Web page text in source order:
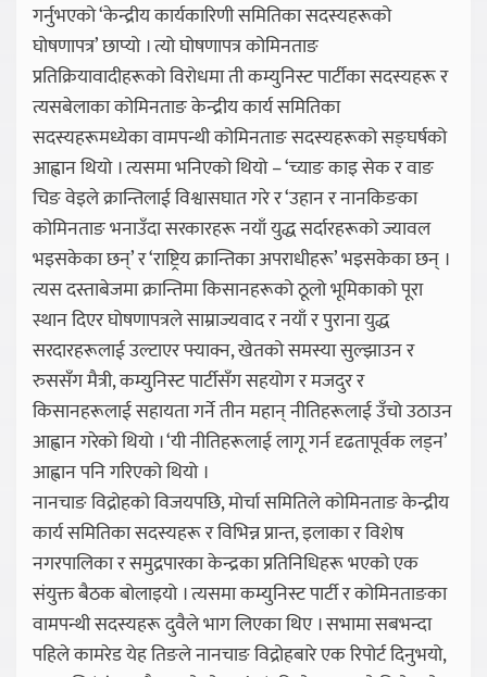
गर्नुभएको ‘केन्द्रीय कार्यकारिणी समितिका सदस्यहरूको
घोषणापत्र’ छाप्यो । त्यो घोषणापत्र कोमिनताङ
प्रतिक्रियावादीहरूको विरोधमा ती कम्युनिस्ट पार्टीका सदस्यहरू र
त्यसबेलाका कोमिनताङ केन्द्रीय कार्य समितिका
सदस्यहरूमध्येका वामपन्थी कोमिनताङ सदस्यहरूको सङ्घर्षको
आह्वान थियो । त्यसमा भनिएको थियो – ‘च्याङ काइ सेक र वाङ
चिङ वेइले क्रान्तिलाई विश्वासघात गरे र ‘उहान र नानकिङका
कोमिनताङ भनाउँदा सरकारहरू नयाँ युद्ध सर्दारहरूको ज्यावल
भइसकेका छन्’ र ‘राष्ट्रिय क्रान्तिका अपराधीहरू’ भइसकेका छन् ।
त्यस दस्ताबेजमा क्रान्तिमा किसानहरूको ठूलो भूमिकाको पूरा
स्थान दिएर घोषणापत्रले साम्राज्यवाद र नयाँ र पुराना युद्ध
सरदारहरूलाई उल्टाएर फ्याक्न, खेतको समस्या सुल्झाउन र
रुससँग मैत्री, कम्युनिस्ट पार्टीसँग सहयोग र मजदुर र
किसानहरूलाई सहायता गर्ने तीन महान् नीतिहरूलाई उँचो उठाउन
आह्वान गरेको थियो । ‘यी नीतिहरूलाई लागू गर्न दृढतापूर्वक लड्न’
आह्वान पनि गरिएको थियो ।
नानचाङ विद्रोहको विजयपछि, मोर्चा समितिले कोमिनताङ केन्द्रीय
कार्य समितिका सदस्यहरू र विभिन्न प्रान्त, इलाका र विशेष
नगरपालिका र समुद्रपारका केन्द्रका प्रतिनिधिहरू भएको एक
संयुक्त बैठक बोलाइयो । त्यसमा कम्युनिस्ट पार्टी र कोमिनताङका
वामपन्थी सदस्यहरू दुवैले भाग लिएका थिए । सभामा सबभन्दा
पहिले कामरेड येह तिङले नानचाङ विद्रोहबारे एक रिपोर्ट दिनुभयो,